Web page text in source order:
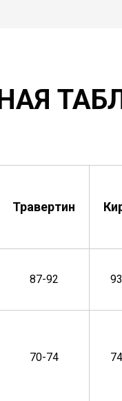
Травертин
87-92
70-74